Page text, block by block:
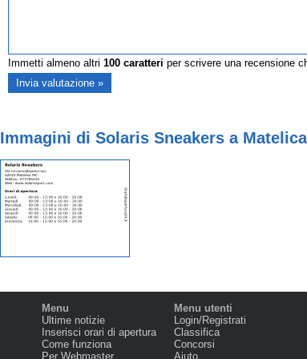
Immetti almeno altri 100caratteri per scrivere una recensione
Immagini di Solaris Sneakers a
Menu
Ultime notizie
Inserisci orari di apertura
Come funziona
Per Webmaster
Menu utenti
Login/Registrati
Classifica
Concorsi
Aiuto